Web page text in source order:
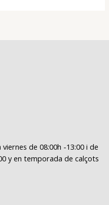
de 08:00h -13:00 i de
y en temporada de calçots